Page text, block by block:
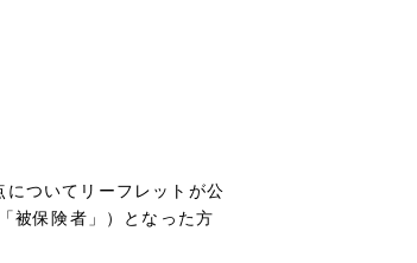
ついてリーフレットが公
被保険者」）となった方